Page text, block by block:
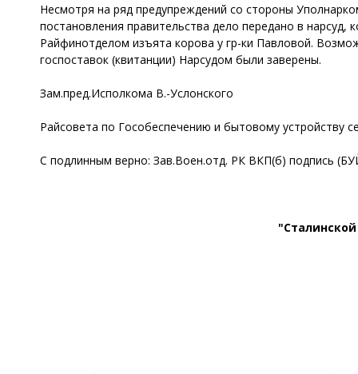
Несмотря на ряд предупреждений со стороны
постановления правительства дело передано в
Райфинотделом изъята корова у гр-ки Павловой.
госпоставок (квитанции) Нарсудом были заверены.
Зам.пред.Исполкома В.-Услонского
Райсовета по Гособеспечению и бытовому
С подлинным верно: Зав.Воен.отд. РК ВКП(б) подпись